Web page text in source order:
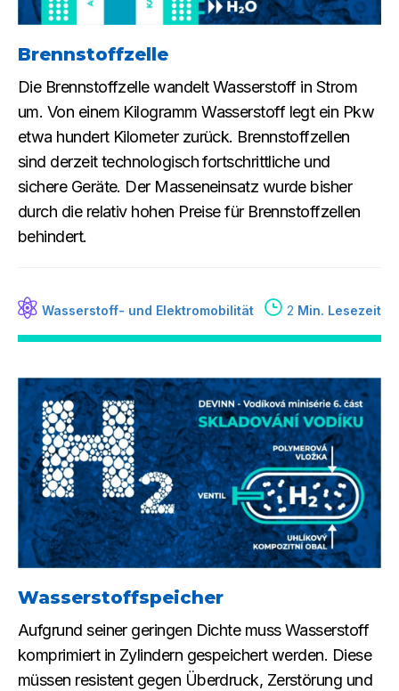
Brennstoffzelle
Die Brennstoffzelle wandelt Wasserstoff in Strom
um. Von einem Kilogramm Wasserstoff legt ein Pkw
etwa hundert Kilometer zurück. Brennstoffzellen
sind derzeit technologisch fortschrittliche und
sichere Geräte. Der Masseneinsatz wurde bisher
durch die relativ hohen Preise für Brennstoffzellen
behindert.
Wasserstoff- und Elektromobilität 2 Min. Lesezeit
Wasserstoffspeicher
Aufgrund seiner geringen Dichte muss Wasserstoff
komprimiert in Zylindern gespeichert werden. Diese
müssen resistent gegen Überdruck, Zerstörung und